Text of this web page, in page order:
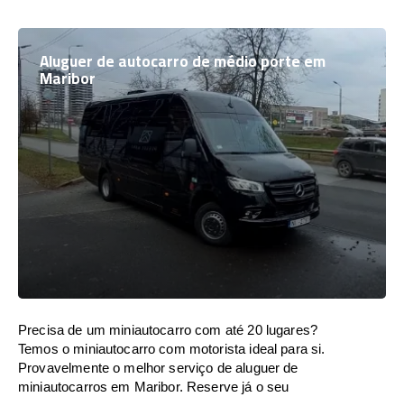
Aluguer de autocarro de médio porte em
Maribor
Precisa de um miniautocarro com até 20 lugares?
Temos o miniautocarro com motorista ideal para si.
Provavelmente o melhor serviço de aluguer de
miniautocarros em Maribor. Reserve já o seu